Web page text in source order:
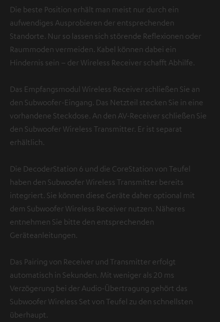
Die beste Position erhält man meist nur durch ein
aufwendiges Ausprobieren der entsprechenden
Standorte. Nur so lassen sich störende Reflexionen oder
Raummoden vermeiden. Kabel können dabei ein
Hindernis sein – der Wireless Receiver schafft Abhilfe.
Das Empfangsmodul Wireless Receiver schließen Sie an
den Subwoofer-Eingang. Das Netzteil stecken Sie in eine
vorhandene Steckdose. An den AV-Receiver schließen Sie
den Subwoofer Wireless Transmitter. Er ist separat
erhältlich.
Die DecoderStation 6 und die CoreStation von Teufel
haben den Subwoofer Wireless Transmitter bereits
integriert. Sie können diese Geräte daher optional mit
dem Subwoofer Wireless Receiver nutzen. Näheres
entnehmen Sie bitte den entsprechenden
Geräteanleitungen.
Das Pairing von Receiver und Transmitter erfolgt
automatisch in Sekunden. Mit weniger als 20 ms
Verzögerung bei der Audio-Übertragung gehört das
Subwoofer Wireless Set von Teufel zu den schnellsten
überhaupt.